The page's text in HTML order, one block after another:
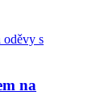
na